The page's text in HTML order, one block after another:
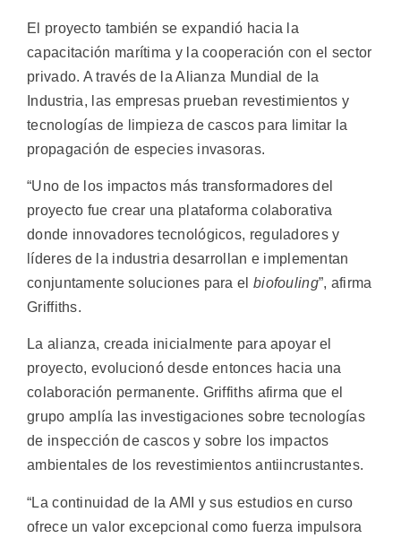
El proyecto también se expandió hacia la
capacitación marítima y la cooperación con el sector
privado. A través de la Alianza Mundial de la
Industria, las empresas prueban revestimientos y
tecnologías de limpieza de cascos para limitar la
propagación de especies invasoras.
“Uno de los impactos más transformadores del
proyecto fue crear una plataforma colaborativa
donde innovadores tecnológicos, reguladores y
líderes de la industria desarrollan e implementan
conjuntamente soluciones para el biofouling”, afirma
Griffiths.
La alianza, creada inicialmente para apoyar el
proyecto, evolucionó desde entonces hacia una
colaboración permanente. Griffiths afirma que el
grupo amplía las investigaciones sobre tecnologías
de inspección de cascos y sobre los impactos
ambientales de los revestimientos antiincrustantes.
“La continuidad de la AMI y sus estudios en curso
ofrece un valor excepcional como fuerza impulsora